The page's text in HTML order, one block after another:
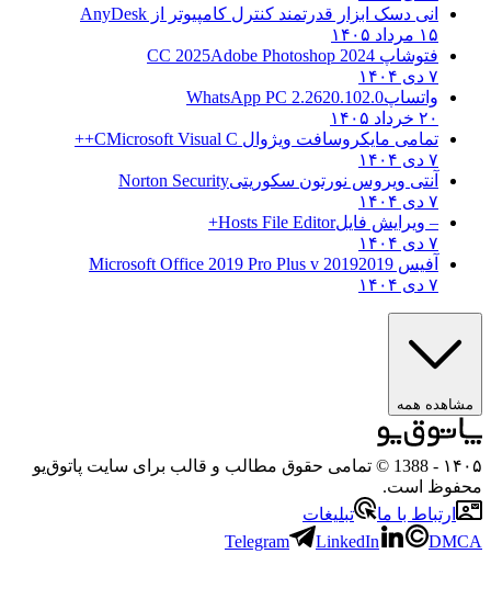
انی دسک ابزار قدرتمند کنترل کامپیوتر از AnyDesk
۱۵ مرداد ۱۴۰۵
فتوشاپ CC 2025 Adobe Photoshop 2024
۷ دی ۱۴۰۴
واتساپWhatsApp PC 2.2620.102.0
۲۰ خرداد ۱۴۰۵
تمامی مایکروسافت ویژوال C Microsoft Visual C++
۷ دی ۱۴۰۴
آنتی ویروس نورتون سکوریتیNorton Security
۷ دی ۱۴۰۴
– ویرایش فایلHosts File Editor+
۷ دی ۱۴۰۴
آفیس 2019 2019 Microsoft Office 2019 Pro Plus v
۷ دی ۱۴۰۴
مشاهده همه
۱۴۰۵
- 1388 © تمامی حقوق مطالب و قالب برای سایت پاتوق‌یو
محفوظ است.
ارتباط با ما
تبلیغات
Telegram
LinkedIn DMCA